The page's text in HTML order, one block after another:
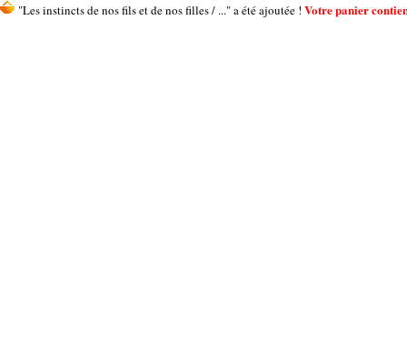
"Les instincts de nos fils et de nos filles / ..." a été ajoutée ! Votre panier